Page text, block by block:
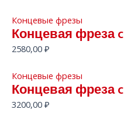
Концевые фрезы
Концевая фреза c
2580,00 ₽
Концевые фрезы
Концевая фреза c
3200,00 ₽